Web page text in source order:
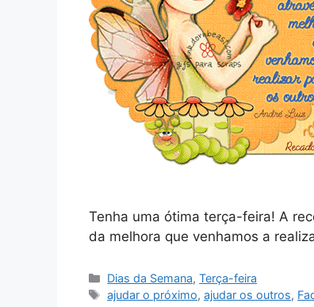
Tenha uma ótima terça-feira! A
da melhora que venhamos a
Categorias
Dias da Semana,Terça-feira
Tags
ajudar o próximo,ajudar os outros,